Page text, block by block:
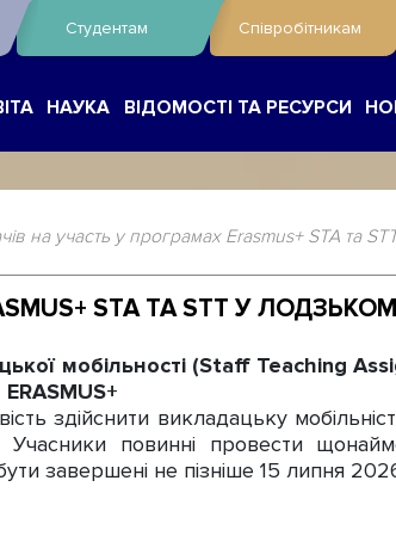
Студентам Співробітникам
НАУКА ВІДОМОСТІ ТА РЕСУРСИ
на участь у програмах Erasmus+ STA та
STA ТА STT У
мобільності (Staff Teaching
здійснити викладацьку
Учасники повинні провести
завершені не пізніше 15 липня